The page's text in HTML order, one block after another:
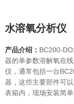
水溶氧分析仪
产品介绍： BC200-
器的单参数溶解氧在
仪，通常包括一台
器，这些主要部件可
表箱内，现场安装简单